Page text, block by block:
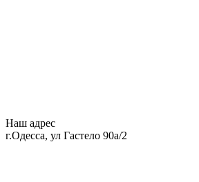
Наш адрес
г.Одесса, ул Гастело 90а/2